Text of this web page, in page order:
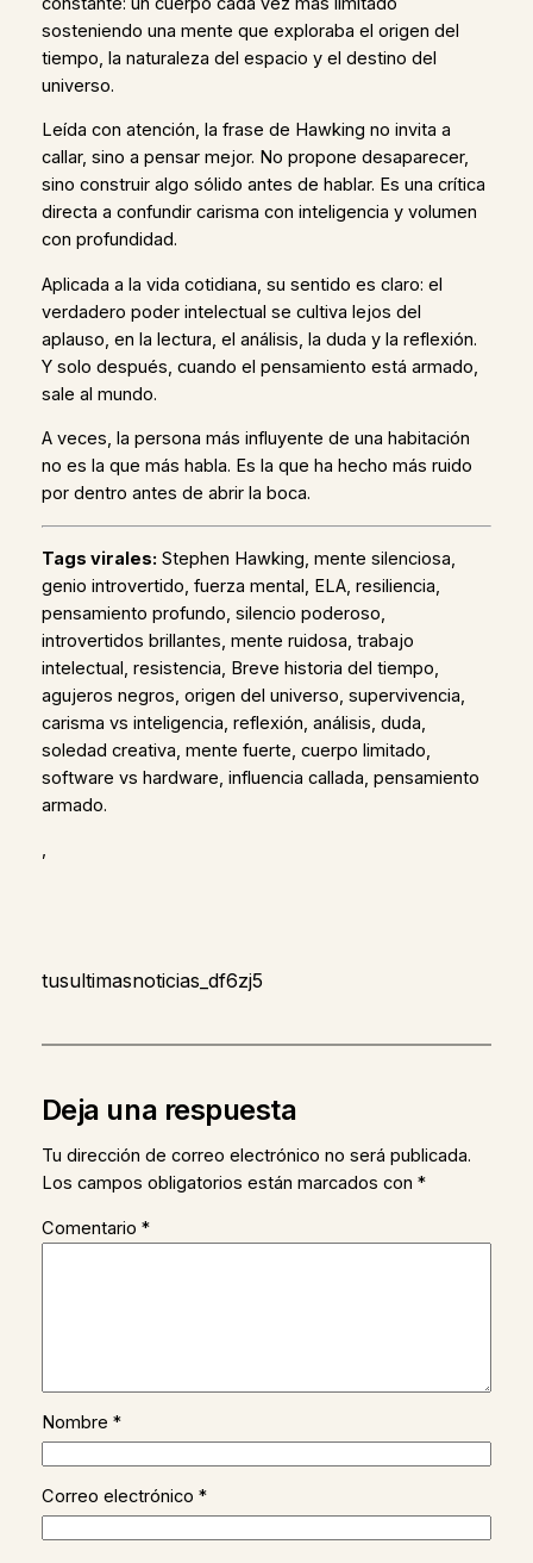
sosteniendo una mente que exploraba el origen del
tiempo, la naturaleza del espacio y el destino del
universo.
Leída con atención, la frase de Hawking no invita a
callar, sino a pensar mejor. No propone desaparecer,
sino construir algo sólido antes de hablar. Es una crítica
directa a confundir carisma con inteligencia y volumen
con profundidad.
Aplicada a la vida cotidiana, su sentido es claro: el
verdadero poder intelectual se cultiva lejos del
aplauso, en la lectura, el análisis, la duda y la reflexión.
Y solo después, cuando el pensamiento está armado,
sale al mundo.
A veces, la persona más influyente de una habitación
no es la que más habla. Es la que ha hecho más ruido
por dentro antes de abrir la boca.
Tags virales: Stephen Hawking, mente silenciosa,
genio introvertido, fuerza mental, ELA, resiliencia,
pensamiento profundo, silencio poderoso,
introvertidos brillantes, mente ruidosa, trabajo
intelectual, resistencia, Breve historia del tiempo,
agujeros negros, origen del universo, supervivencia,
carisma vs inteligencia, reflexión, análisis, duda,
soledad creativa, mente fuerte, cuerpo limitado,
software vs hardware, influencia callada, pensamiento
armado.
,
tusultimasnoticias_df6zj5
Deja una respuesta
Tu dirección de correo electrónico no será publicada.
Los campos obligatorios están marcados con *
Comentario *
Nombre *
Correo electrónico *